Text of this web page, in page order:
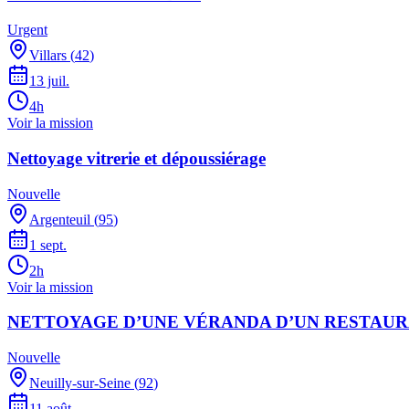
Urgent
Villars (42)
13 juil.
4h
Voir la mission
Nettoyage vitrerie et dépoussiérage
Nouvelle
Argenteuil (95)
1 sept.
2h
Voir la mission
NETTOYAGE D’UNE VÉRANDA D’UN
Nouvelle
Neuilly-sur-Seine (92)